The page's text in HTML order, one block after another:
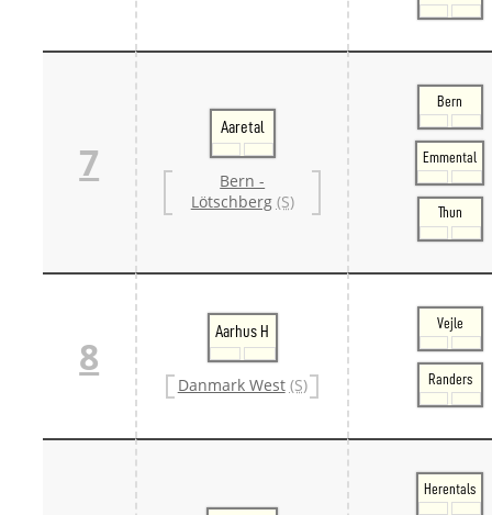
7
Aaretal
Bern -
Lötschberg (S)
Bern
Emmental
Thun
8
Aarhus H
Danmark West (S)
Vejle
Randers
Herentals